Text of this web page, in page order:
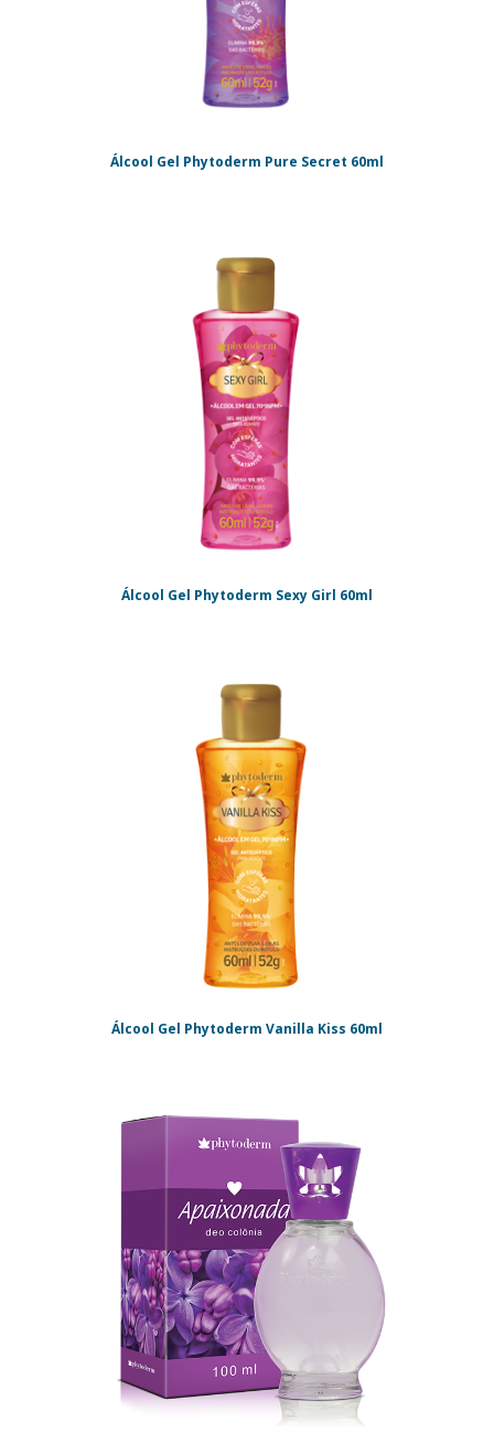
Álcool Gel Phytoderm Pure Secret 60ml
Álcool Gel Phytoderm Sexy Girl 60ml
Álcool Gel Phytoderm Vanilla Kiss 60ml